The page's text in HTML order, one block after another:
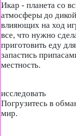
Икар - планета со
атмосферы до
влияющих на ход
все, что нужно
приготовить еду
запастись
местность.
исследовать
Погрузитесь в
мир.